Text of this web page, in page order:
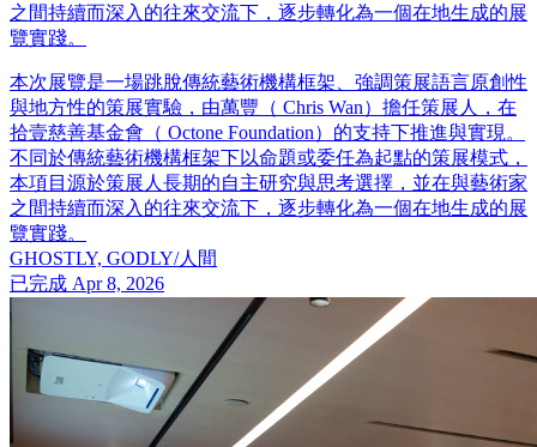
之間持續而深入的往來交流下，逐步轉化為一個在地生成的展
覽實踐。
本次展覽是一場跳脫傳統藝術機構框架、強調策展語言原創性
與地方性的策展實驗，由萬豐（ Chris Wan）擔任策展人，在
拾壹慈善基金會（ Octone Foundation）的支持下推進與實現。
不同於傳統藝術機構框架下以命題或委任為起點的策展模式，
本項目源於策展人長期的自主研究與思考選擇，並在與藝術家
之間持續而深入的往來交流下，逐步轉化為一個在地生成的展
覽實踐。
GHOSTLY, GODLY/人間
已完成 Apr 8, 2026